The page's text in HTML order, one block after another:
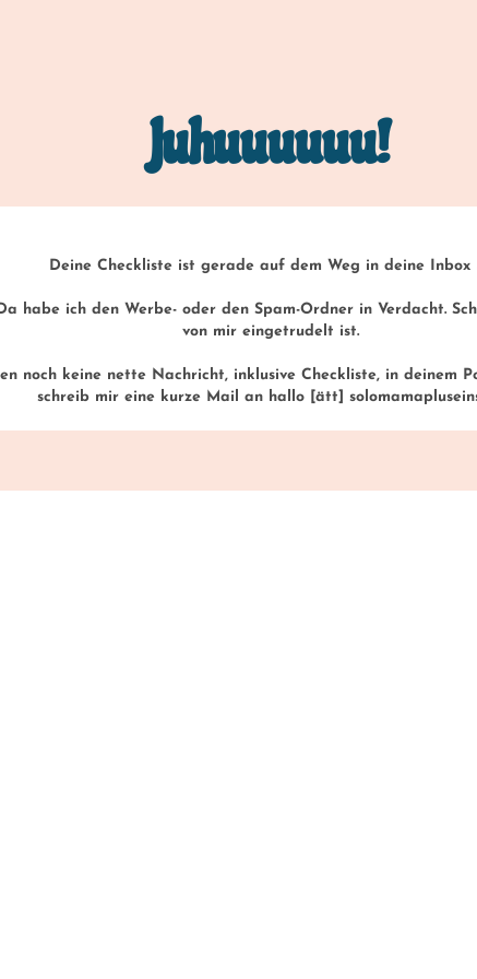
Juhuuuuuu!
Deine Checkliste ist gerade auf dem Weg in deine Inbox
habe ich den Werbe- oder den Spam-Ordner in Verdacht.
von mir eingetrudelt ist.
noch keine nette Nachricht, inklusive Checkliste, in deinem
schreib mir eine kurze Mail an hallo [ätt]